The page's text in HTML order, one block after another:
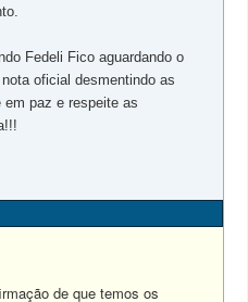
Fedeli Fico aguardando o
oficial desmentindo as
paz e respeite as
de que temos os